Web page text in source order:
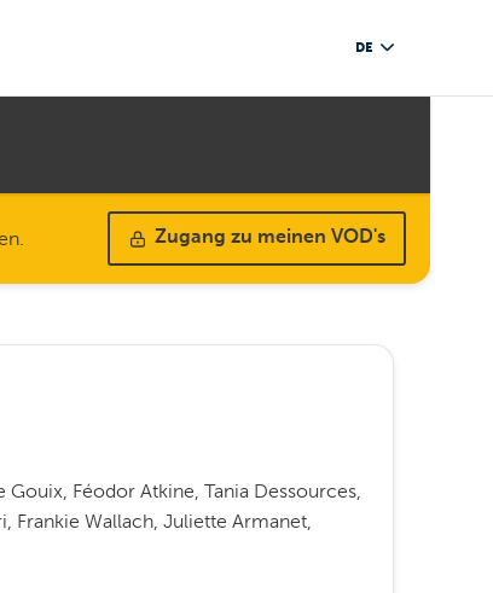
DE
Zugang zu meinen VOD's
Féodor Atkine, Tania Dessources,
Frankie Wallach, Juliette Armanet,